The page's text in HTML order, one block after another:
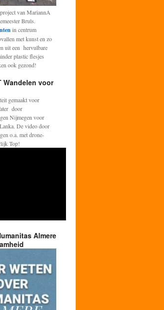
van MariannA
Bruls.
in centrum
met kunst en zo
uit een hervulbare
plastic flesjes
ook gezond!
Wandelen voor
gemaakt voor
door
Nijmegen voor
De video door
o.a. met drone-
Top!
Almere